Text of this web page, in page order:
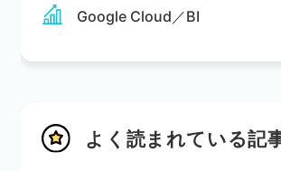
Google Cloud／BI
よく読まれている記